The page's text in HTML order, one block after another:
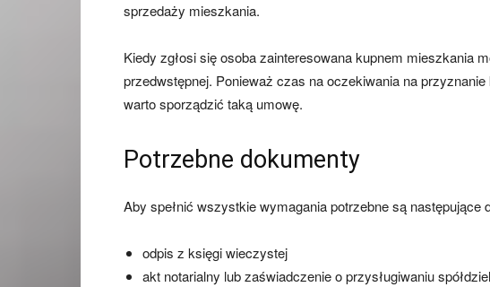
sprzedaży mieszkania.
Kiedy zgłosi się osoba zainteresowana kupnem mieszkania
przedwstępnej. Ponieważ czas na oczekiwania na
warto sporządzić taką umowę.
Potrzebne dokumenty
Aby spełnić wszystkie wymagania potrzebne są następujące
odpis z księgi wieczystej
akt notarialny lub zaświadczenie o przysługiwaniu